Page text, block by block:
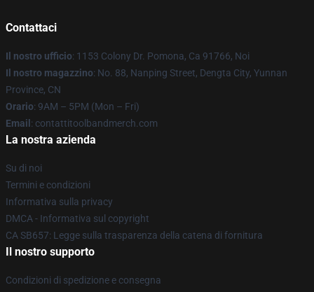
Contattaci
Il nostro ufficio: 1153 Colony Dr. Pomona, Ca 91766, Noi
Il nostro magazzino: No. 88, Nanping Street, Dengta City, Yunnan
Province, CN
Orario: 9AM – 5PM (Mon – Fri)
Email : contattitoolbandmerch.com
La nostra azienda
Su di noi
Termini e condizioni
Informativa sulla privacy
DMCA - Informativa sul copyright
CA SB657: Legge sulla trasparenza della catena di fornitura
Il nostro supporto
Condizioni di spedizione e consegna